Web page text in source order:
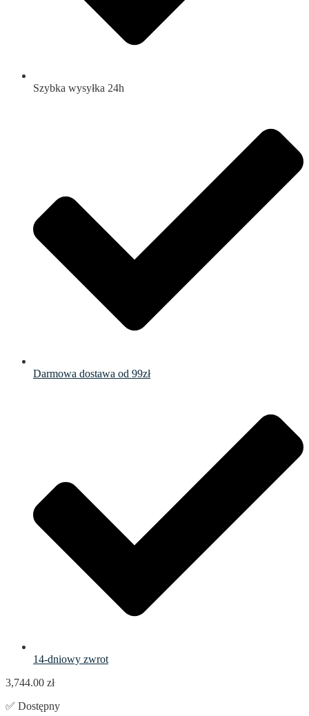
Szybka wysyłka 24h
Darmowa dostawa od 99zł
14-dniowy zwrot
3,744.00 zł
✅ Dostępny